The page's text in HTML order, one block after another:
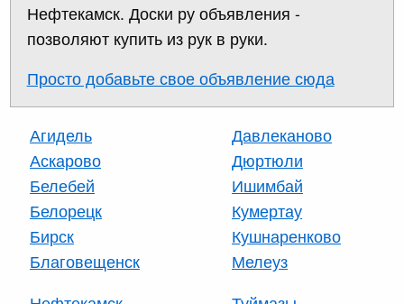
Нефтекамск. Доски ру объявления -
позволяют купить из рук в руки.
Просто добавьте свое объявление сюда
Агидель
Аскарово
Белебей
Белорецк
Бирск
Благовещенск
Давлеканово
Дюртюли
Ишимбай
Кумертау
Кушнаренково
Мелеуз